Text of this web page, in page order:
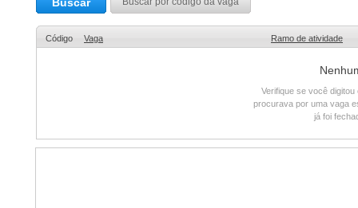
Código Vaga Ramo de atividade
Verifique se você
procurava por uma vaga
já foi